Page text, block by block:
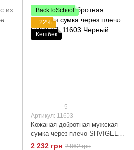
BackToSchool
−22%
Кешбек
5
Артикул: 11603
Кожаная добротная мужская
сумка через плечо SHVIGEL
11603 Черный
2 232 грн 2 862 грн